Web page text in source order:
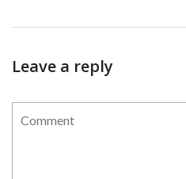
Leave a reply